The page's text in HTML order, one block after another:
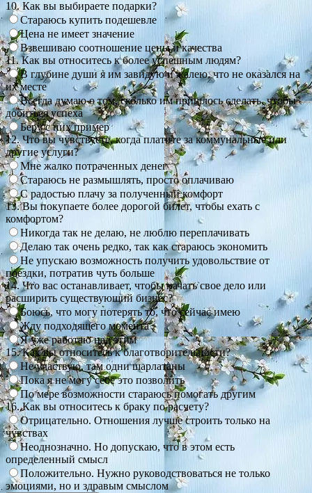
10. Как вы выбираете подарки?
Стараюсь купить подешевле
Цена не имеет значение
Взвешиваю соотношение цены и качества
11. Как вы относитесь к более успешным людям?
В глубине души я им завидую и жалею, что не оказался на
их месте
Всегда думаю о том, сколько им пришлось сделать, чтобы
добиться успеха
Беру с них пример
12. Что вы чувствуете, когда платите за коммунальные или
другие услуги?
Мне жалко потраченных денег
Стараюсь не размышлять, просто оплачиваю
С радостью плачу за полученный комфорт
13. Вы покупаете более дорогой билет, чтобы ехать с
комфортом?
Никогда так не делаю, не люблю переплачивать
Делаю так очень редко, так как стараюсь экономить
Не упускаю возможность получить удовольствие от
поездки, потратив чуть больше
14. Что вас останавливает, чтобы начать свое дело или
расширить существующий бизнес?
Боюсь, что могу потерять то, что сейчас имею
Жду подходящего момента
Я уже работаю над этим
15. Как вы относитесь к благотворительности?
Не участвую, там одни шарлатаны
Пока я не могу себе это позволить
По мере возможности стараюсь помогать другим
16. Как вы относитесь к браку по расчету?
Отрицательно. Отношения лучше строить только на
чувствах
Неоднозначно. Но допускаю, что в этом есть
определенный смысл
Положительно. Нужно руководствоваться не только
эмоциями, но и здравым смыслом